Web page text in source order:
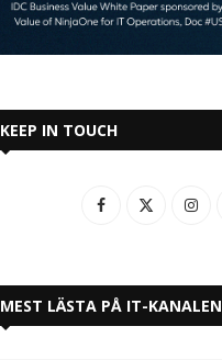
KEEP IN TOUCH
MEST LÄSTA PÅ IT-KANALEN